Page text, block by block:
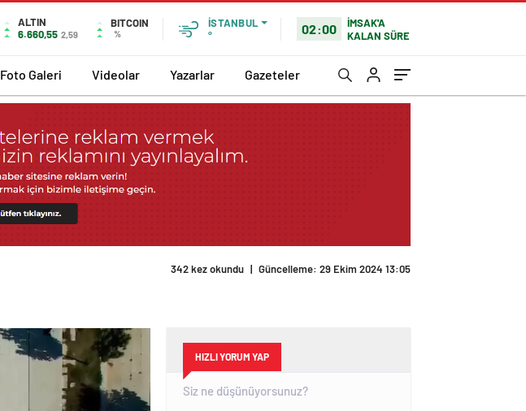
ALTIN
6.660,55 2,59
BITCOIN
%
İSTANBUL
°
02:00
İMSAK'A
KALAN SÜRE
Foto Galeri Videolar Yazarlar Gazeteler
342 kez okundu | Güncelleme: 29 Ekim 2024 13:05
HIZLI YORUM YAP